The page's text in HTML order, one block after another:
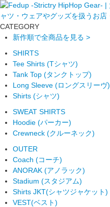
CATEGORY
新作順で全商品を見る >
SHIRTS
Tee Shirts (Tシャツ)
Tank Top (タンクトップ)
Long Sleeve (ロングスリーヴ)
Shirts (シャツ)
SWEAT SHIRTS
Hoodie (パーカー)
Crewneck (クルーネック)
OUTER
Coach (コーチ)
ANORAK (アノラック)
Stadium (スタジアム)
Shirts JKT(シャツジャケット)
VEST(ベスト)